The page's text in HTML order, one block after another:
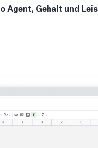
Agent, Gehalt und